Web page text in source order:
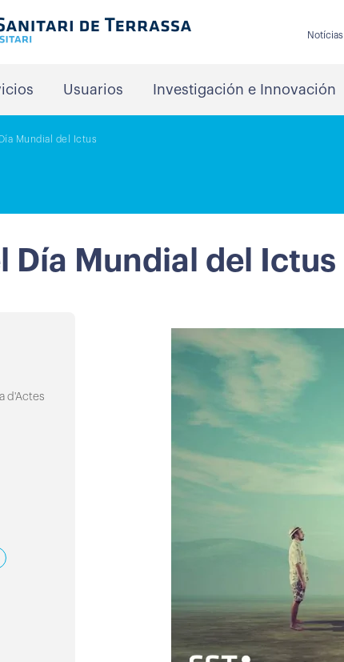
Notícias
Usuarios Investigación e Innovación
Mundial del Ictus
Día Mundial del Ictus
d'Actes